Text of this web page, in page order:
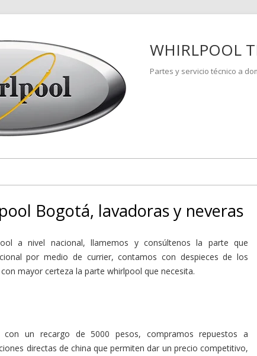
WHIRLPOOL
Partes y servicio técnico a
Bogotá, lavadoras y neveras
a nivel nacional, llamemos y consúltenos la parte que
por medio de currier, contamos con despieces de los
mayor certeza la parte whirlpool que necesita.
un recargo de 5000 pesos, compramos repuestos a
directas de china que permiten dar un precio competitivo,